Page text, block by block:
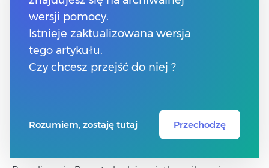
zamówienie zostanie przeniesiona już cena
podana na raporcie braków.
Uwaga
W przypadku, gdy Użytkownik ponownie
Generowanie Zamówienia u Dostawcy
wersji pomocy.
Istnieje zaktualizowana wersja
tego artykułu.
Czy chcesz przejść do niej ?
Rozumiem, zostaję tutaj Przechodzę